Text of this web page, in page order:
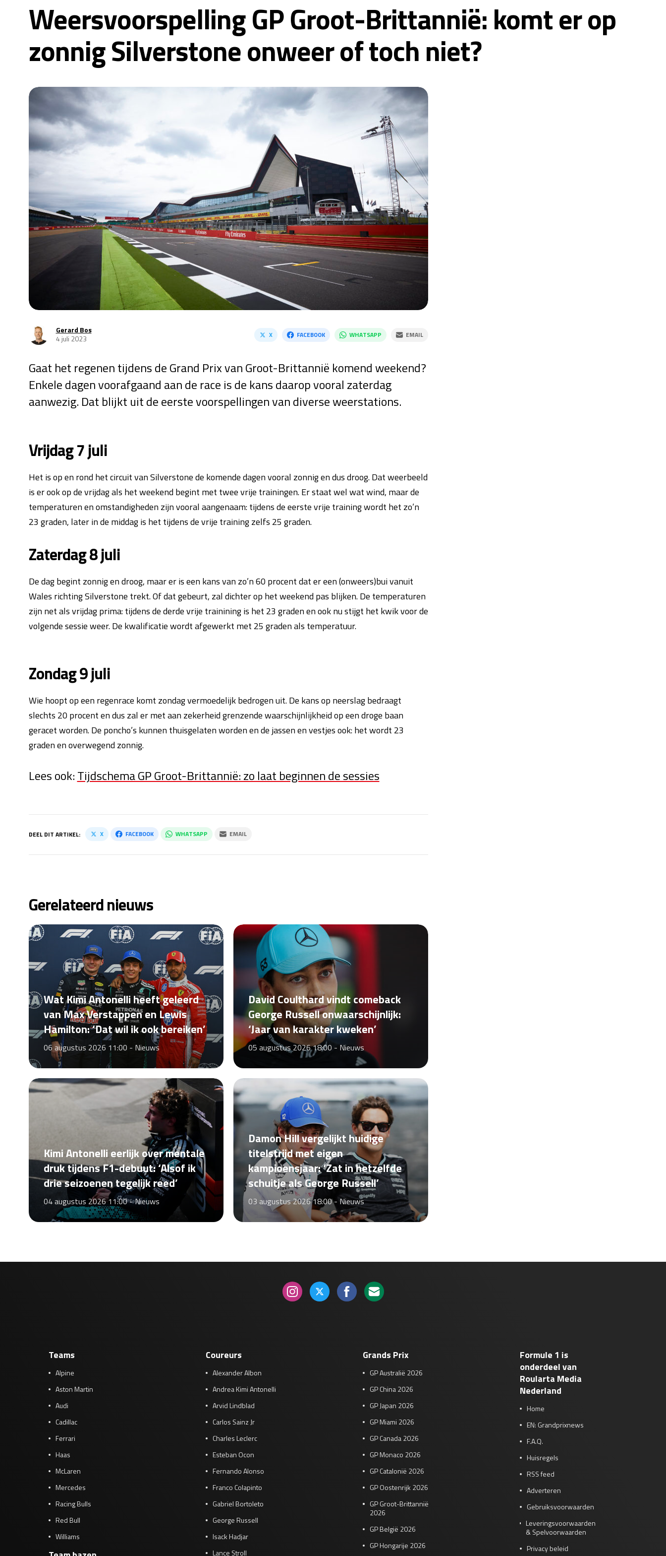
Weersvoorspelling GP Groot-Brittannië: komt er op
zonnig Silverstone onweer of toch niet?
Gerard Bos
4 juli 2023
X FACEBOOK WHATSAPP EMAIL
Gaat het regenen tijdens de Grand Prix van Groot-Brittannië komend weekend?
Enkele dagen voorafgaand aan de race is de kans daarop vooral zaterdag
aanwezig. Dat blijkt uit de eerste voorspellingen van diverse weerstations.
Vrijdag 7 juli
Het is op en rond het circuit van Silverstone de komende dagen vooral zonnig en dus droog. Dat weerbeeld
is er ook op de vrijdag als het weekend begint met twee vrije trainingen. Er staat wel wat wind, maar de
temperaturen en omstandigheden zijn vooral aangenaam: tijdens de eerste vrije training wordt het zo’n
23 graden, later in de middag is het tijdens de vrije training zelfs 25 graden.
Zaterdag 8 juli
De dag begint zonnig en droog, maar er is een kans van zo’n 60 procent dat er een (onweers)bui vanuit
Wales richting Silverstone trekt. Of dat gebeurt, zal dichter op het weekend pas blijken. De temperaturen
zijn net als vrijdag prima: tijdens de derde vrije trainining is het 23 graden en ook nu stijgt het kwik voor de
volgende sessie weer. De kwalificatie wordt afgewerkt met 25 graden als temperatuur.
Zondag 9 juli
Wie hoopt op een regenrace komt zondag vermoedelijk bedrogen uit. De kans op neerslag bedraagt
slechts 20 procent en dus zal er met aan zekerheid grenzende waarschijnlijkheid op een droge baan
geracet worden. De poncho’s kunnen thuisgelaten worden en de jassen en vestjes ook: het wordt 23
graden en overwegend zonnig.
Lees ook:Tijdschema GP Groot-Brittannië: zo laat beginnen de sessies
DEEL DIT ARTIKEL: X FACEBOOK WHATSAPP EMAIL
Gerelateerd nieuws
Wat Kimi Antonelli heeft geleerd
van Max Verstappen en Lewis
Hamilton: ‘Dat wil ik ook bereiken’
06 augustus 2026 11:00 - Nieuws
David Coulthard vindt comeback
George Russell onwaarschijnlijk:
‘Jaar van karakter kweken’
05 augustus 2026 18:00 -Nieuws
Kimi Antonelli eerlijk over mentale
druk tijdens F1-debuut: ‘Alsof ik
drie seizoenen tegelijk reed’
04 augustus 2026 11:00 -Nieuws
Damon Hill vergelijkt huidige
titelstrijd met eigen
kampioensjaar: ‘Zat in hetzelfde
schuitje als George Russell’
03 augustus 2026 18:00 -Nieuws
Teams
Alpine
Aston Martin
Audi
Cadillac
Ferrari
Haas
McLaren
Mercedes
Racing Bulls
Red Bull
Williams
Coureurs
Alexander Albon
Andrea Kimi Antonelli
Arvid Lindblad
Carlos Sainz Jr
Charles Leclerc
Esteban Ocon
Fernando Alonso
Franco Colapinto
Gabriel Bortoleto
George Russell
Isack Hadjar
Lance Stroll
Grands Prix
GP Australië 2026
GP China 2026
GP Japan 2026
GP Miami 2026
GP Canada 2026
GP Monaco 2026
GP Catalonië 2026
GP Oostenrijk 2026
GP Groot-Brittannië
2026
GP België 2026
GP Hongarije 2026
Formule 1 is
onderdeel van
Roularta Media
Nederland
Home
EN: Grandprixnews
F.A.Q.
Huisregels
RSS feed
Adverteren
Gebruiksvoorwaarden
Leveringsvoorwaarden
& Spelvoorwaarden
Privacy beleid